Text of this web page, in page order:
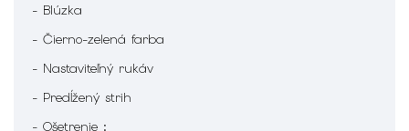
- Blúzka
- Čierno-zelená farba
- Nastaviteľný rukáv
- Predĺžený strih
- Ošetrenie :